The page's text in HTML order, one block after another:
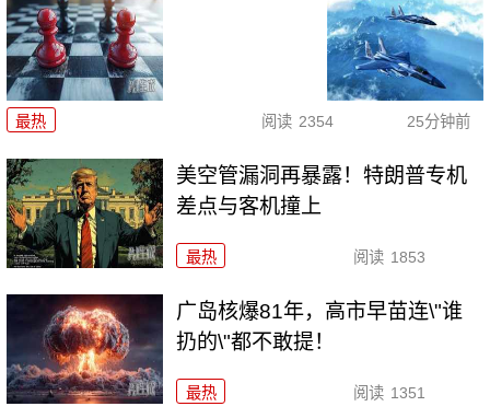
最热 阅读 2354 25分钟前
美空管漏洞再暴露！特朗普专机
差点与客机撞上
最热 阅读 1853
广岛核爆81年，高市早苗连\"谁
扔的\"都不敢提！
最热 阅读 1351